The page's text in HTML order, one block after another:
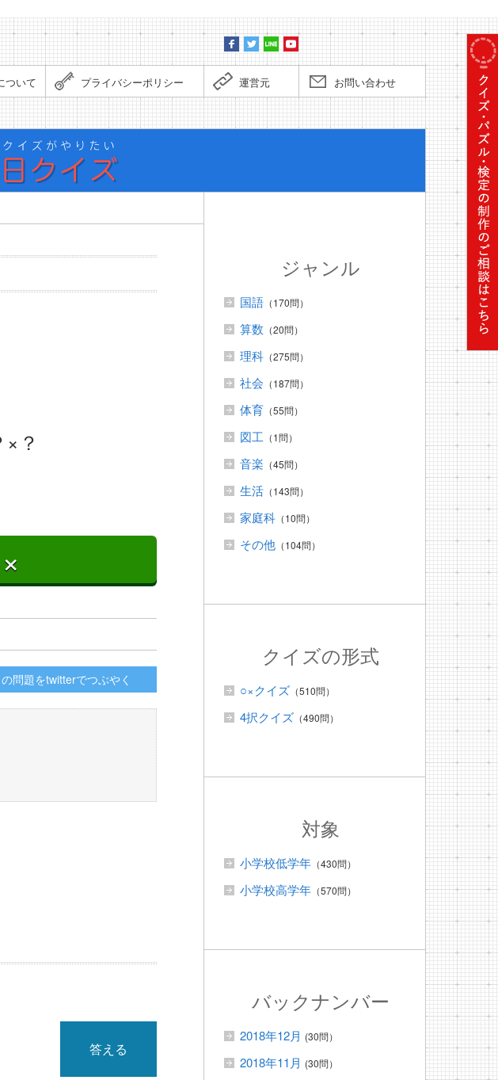
ついて プライバシーポリシー 運営元 お問い合わせ
ぼくだ
？
×
問題をtwitterでつぶやく
答える
ジャンル
国語 （170問）
算数 （20問）
理科 （275問）
社会 （187問）
体育 （55問）
図工 （1問）
音楽 （45問）
生活 （143問）
家庭科 （10問）
その他 （104問）
クイズの形式
○×クイズ （510問）
4択クイズ （490問）
対象
小学校低学年 （430問）
小学校高学年 （570問）
バックナンバー
2018年12月 (30問）
2018年11月 (30問）